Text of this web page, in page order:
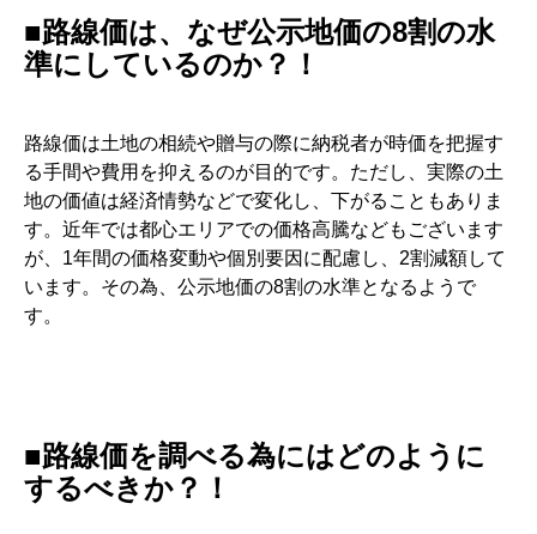
■路線価は、なぜ公示地価の8割の水
準にしているのか？！
路線価は土地の相続や贈与の際に納税者が時価を把握す
る手間や費用を抑えるのが目的です。ただし、実際の土
地の価値は経済情勢などで変化し、下がることもありま
す。近年では都心エリアでの価格高騰などもございます
が、1年間の価格変動や個別要因に配慮し、2割減額して
います。その為、公示地価の8割の水準となるようで
す。
■路線価を調べる為にはどのように
するべきか？！